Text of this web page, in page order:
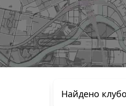
Найдено